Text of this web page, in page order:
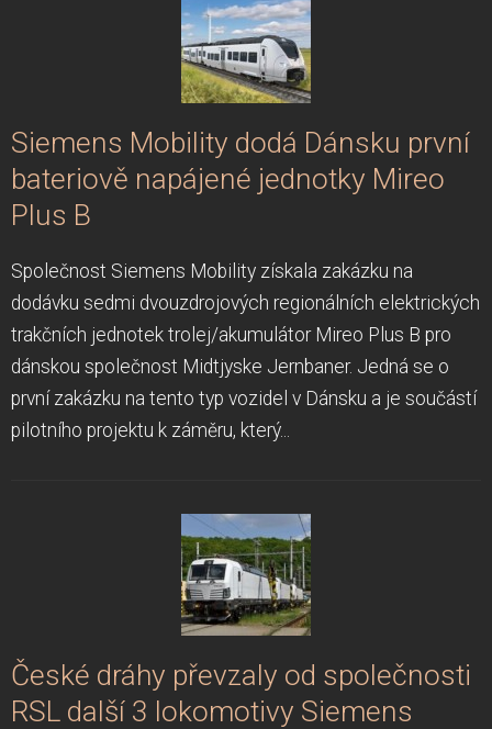
Siemens Mobility dodá Dánsku první
bateriově napájené jednotky Mireo
Plus B
Společnost Siemens Mobility získala zakázku na
dodávku sedmi dvouzdrojových regionálních elektrických
trakčních jednotek trolej/akumulátor Mireo Plus B pro
dánskou společnost Midtjyske Jernbaner. Jedná se o
první zakázku na tento typ vozidel v Dánsku a je součástí
pilotního projektu k záměru, který...
České dráhy převzaly od společnosti
RSL další 3 lokomotivy Siemens